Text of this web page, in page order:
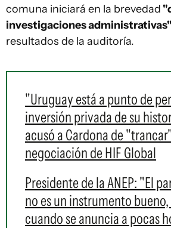
comuna iniciará en la brevedad
investigaciones administrativas"
resultados de la auditoría.
"Uruguay está a punto de
inversión privada de su
acusó a Cardona de
negociación de HIF Global
Presidente de la ANEP: "El
no es un instrumento
cuando se anuncia a pocas